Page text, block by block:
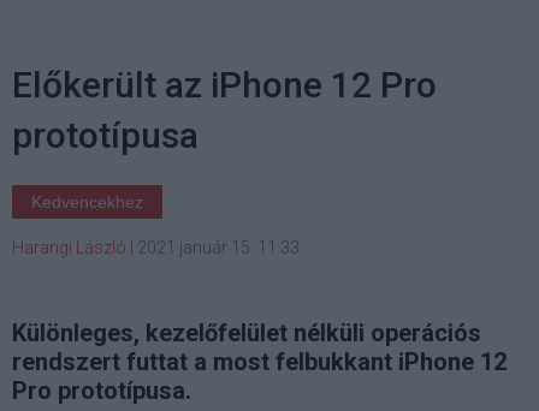
Előkerült az iPhone 12 Pro
prototípusa
Kedvencekhez
Harangi László 2021 január 15. 11:33
Különleges, kezelőfelület nélküli operációs
rendszert futtat a most felbukkant iPhone 12
Pro prototípusa.